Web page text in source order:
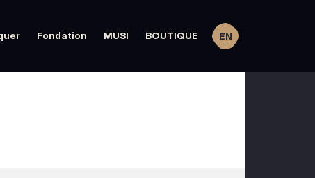
Fondation MUSI BOUTIQUE EN